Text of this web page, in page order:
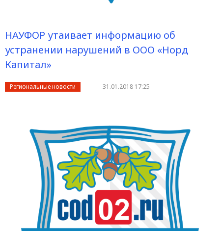
НАУФОР утаивает информацию об
устранении нарушений в ООО «Норд
Капитал»
Региональные новости 31.01.2018 17:25